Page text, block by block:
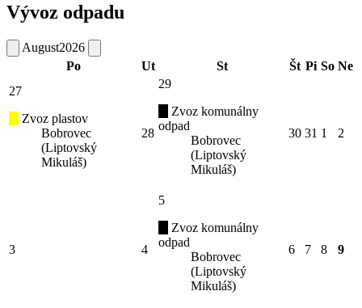
Vývoz odpadu
August2026
Po
Ut St Št Pi So Ne
27
Zvoz plastov
Bobrovec
(Liptovský
Mikuláš)
28
29
Zvoz komunálny
odpad
Bobrovec
(Liptovský
Mikuláš)
30 31 1 2
3 4
5
Zvoz komunálny
odpad
Bobrovec
(Liptovský
Mikuláš)
6 7 8 9